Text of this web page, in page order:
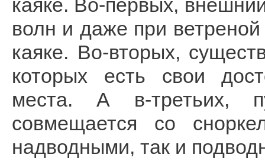
каяке. Во-первых,
волн и даже при
каяке. Во-вторых,
которых есть свои
места. А в-третьих,
совмещается со
надводными, так и